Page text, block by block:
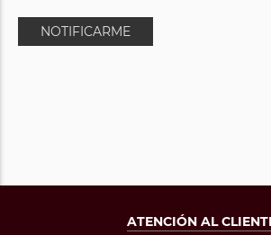
NOTIFICARME
ATENCIÓN AL